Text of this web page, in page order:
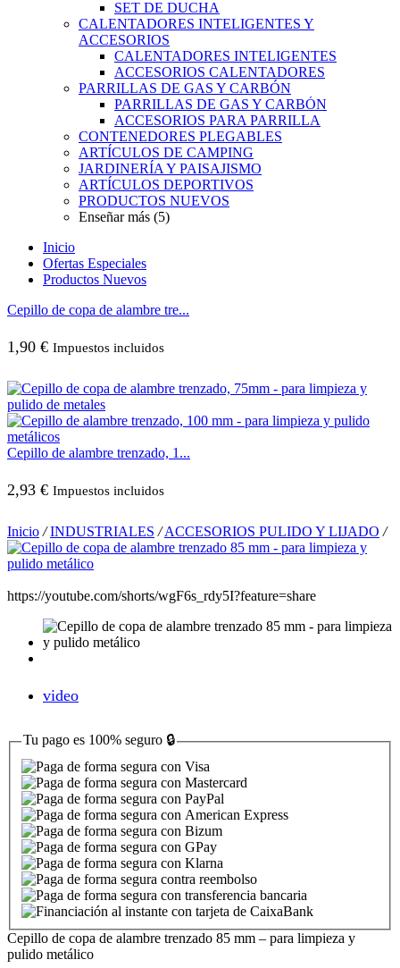
SET DE DUCHA
CALENTADORES INTELIGENTES Y
ACCESORIOS
CALENTADORES INTELIGENTES
ACCESORIOS CALENTADORES
PARRILLAS DE GAS Y CARBÓN
PARRILLAS DE GAS Y CARBÓN
ACCESORIOS PARA PARRILLA
CONTENEDORES PLEGABLES
ARTÍCULOS DE CAMPING
JARDINERÍA Y PAISAJISMO
ARTÍCULOS DEPORTIVOS
PRODUCTOS NUEVOS
Enseñar más (5)
Inicio
Ofertas Especiales
Productos Nuevos
Cepillo de copa de alambre tre...
1,90 € Impuestos incluidos
Cepillo de alambre trenzado, 1...
2,93 € Impuestos incluidos
Inicio / INDUSTRIALES / ACCESORIOS PULIDO Y LIJADO /
https://youtube.com/shorts/wgF6s_rdy5I?feature=share
video
Tu pago es 100% seguro 🔒
Cepillo de copa de alambre trenzado 85 mm – para limpieza y
pulido metálico